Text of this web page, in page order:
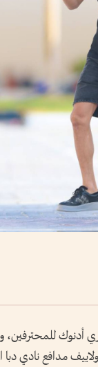
أدنوك
مدافع نادي